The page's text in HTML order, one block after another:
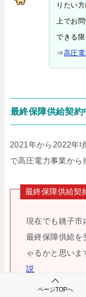
りたい
上でお
できる
⇒高圧
最終保障供給契約
2021年から2022年
で高圧電力事業から
最終保障供給契
現在でも銚子市
最終保障供給を
ゃるかと思いま
説
ページTOPへ